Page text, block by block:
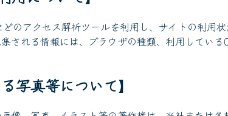
のアクセス解析ツールを利用し、サイトの利
される情報には、ブラウザの種類、利用してい
写真等について】